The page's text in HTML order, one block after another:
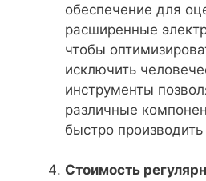
обеспечение для
расширенные
чтобы
исключить
инструменты
различные
быстро
Стоимость